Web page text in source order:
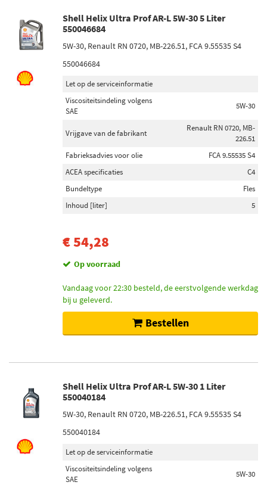
Shell Helix Ultra Prof AR-L 5W-30 5 Liter
550046684
5W-30, Renault RN 0720, MB-226.51, FCA 9.55535 S4
550046684
Let op de serviceinformatie
Viscositeitsindeling volgens
SAE
5W-30
Vrijgave van de fabrikant
Renault RN 0720, MB-
226.51
Fabrieksadvies voor olie
FCA 9.55535 S4
ACEA specificaties
C4
Bundeltype
Fles
Inhoud [liter]
5
€ 54,28
Op voorraad
Vandaag voor 22:30 besteld, de eerstvolgende werkdag
bij u geleverd.
Bestellen
Shell Helix Ultra Prof AR-L 5W-30 1 Liter
550040184
5W-30, Renault RN 0720, MB-226.51, FCA 9.55535 S4
550040184
Let op de serviceinformatie
Viscositeitsindeling volgens
SAE
5W-30